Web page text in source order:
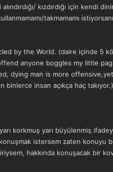
kızdırdığı için kendi
takmamamı
by the World. (daire içinde 5
anyone boggles my little
dying man is more
insan açıkça haç takıyor.)
korkmuş yarı büyülenmiş
istersem zaten konuyu
hakkında konuşacak bir